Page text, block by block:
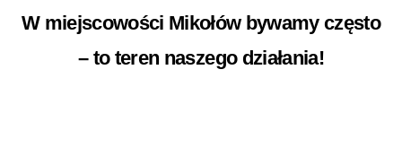
W miejscowości Mikołów bywamy często
– to teren naszego działania!